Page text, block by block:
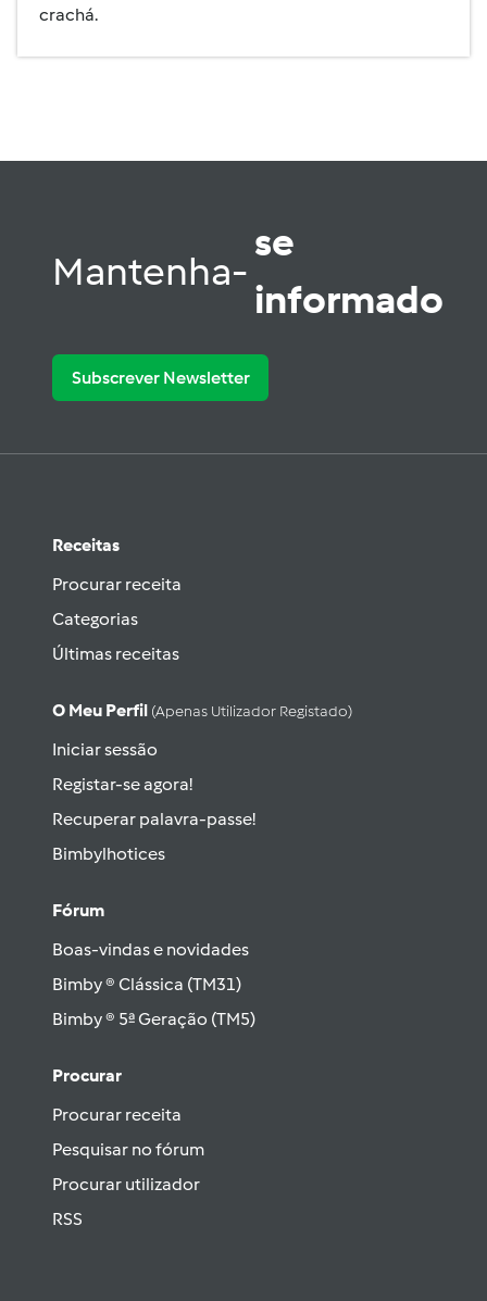
crachá.
Mantenha-
se
informado
Subscrever Newsletter
Receitas
Procurar receita
Categorias
Últimas receitas
O Meu Perfil (apenas Utilizador Registado)
Iniciar sessão
Registar-se agora!
Recuperar palavra-passe!
Bimbylhotices
Fórum
Boas-vindas e novidades
Bimby ® Clássica (TM31)
Bimby ® 5ª Geração (TM5)
Procurar
Procurar receita
Pesquisar no fórum
Procurar utilizador
RSS